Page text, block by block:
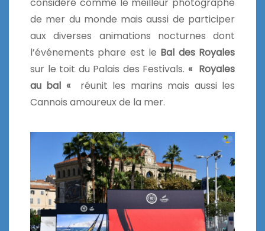
considéré comme le meilleur photographe
de mer du monde mais aussi de participer
aux diverses animations nocturnes dont
l’événements phare est le Bal des Royales
sur le toit du Palais des Festivals. « Royales
au bal «réunit les marins mais aussi les
Cannois amoureux de la mer.